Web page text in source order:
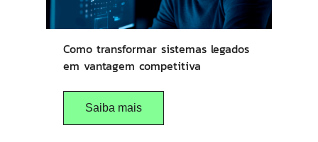
Como transformar sistemas legados
em vantagem competitiva
Saiba mais